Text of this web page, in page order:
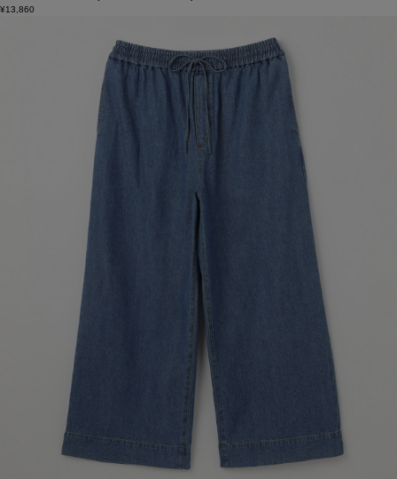
¥13,860